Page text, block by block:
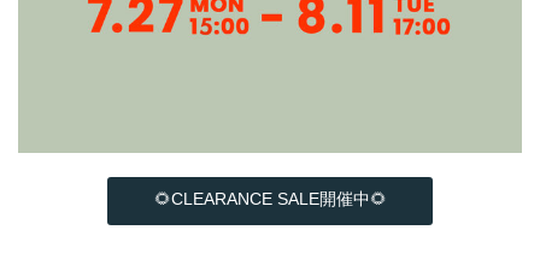
🌻CLEARANCE SALE開催中🌻